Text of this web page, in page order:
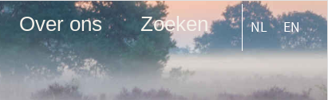
Over ons Zoeken NL EN